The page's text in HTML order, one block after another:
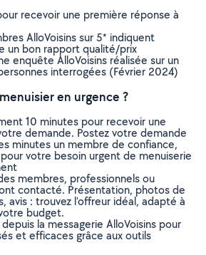
recevoir une première réponse à
AlloVoisins sur 5* indiquent
un bon rapport qualité/prix
enquête AlloVoisins réalisée sur un
interrogées (Février 2024)
en urgence ?
10 minutes pour recevoir une
demande. Postez votre demande
minutes un membre de confiance,
votre besoin urgent de menuiserie
membres, professionnels ou
contacté. Présentation, photos de
avis : trouvez l'offreur idéal, adapté à
budget.
la messagerie AlloVoisins pour
et efficaces grâce aux outils